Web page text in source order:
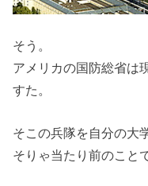
そう。
アメリカの国防総省は
すた。
そこの兵隊を自分の大
そりゃ当たり前のこと